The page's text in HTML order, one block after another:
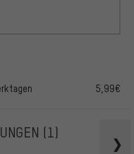
5,99€
(1)